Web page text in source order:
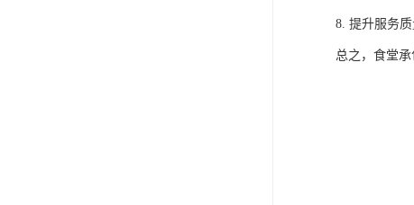
8. 提升服务
总之，食堂